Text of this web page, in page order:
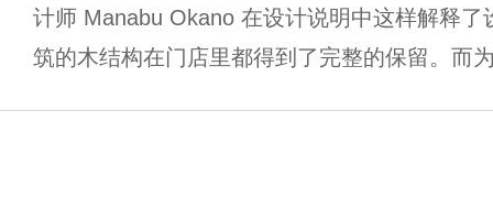
计师 Manabu Okano 在设计说明中这样解释了
筑的木结构在门店里都得到了完整的保留。而